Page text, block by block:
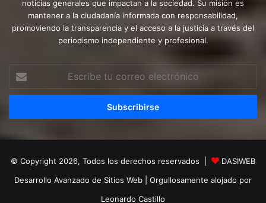
noticias generales que impactan a la sociedad. Su misión es
mantener a la ciudadanía informada con responsabilidad,
promoviendo la transparencia y el acceso a la justicia a través del
periodismo independiente y profesional.
correo
© Copyright 2026, Todos los derechos reservados |
DASIWEB
Desarrollo Avanzado de Sitios Web | Orgullosamente alojado por
Leonardo Castillo